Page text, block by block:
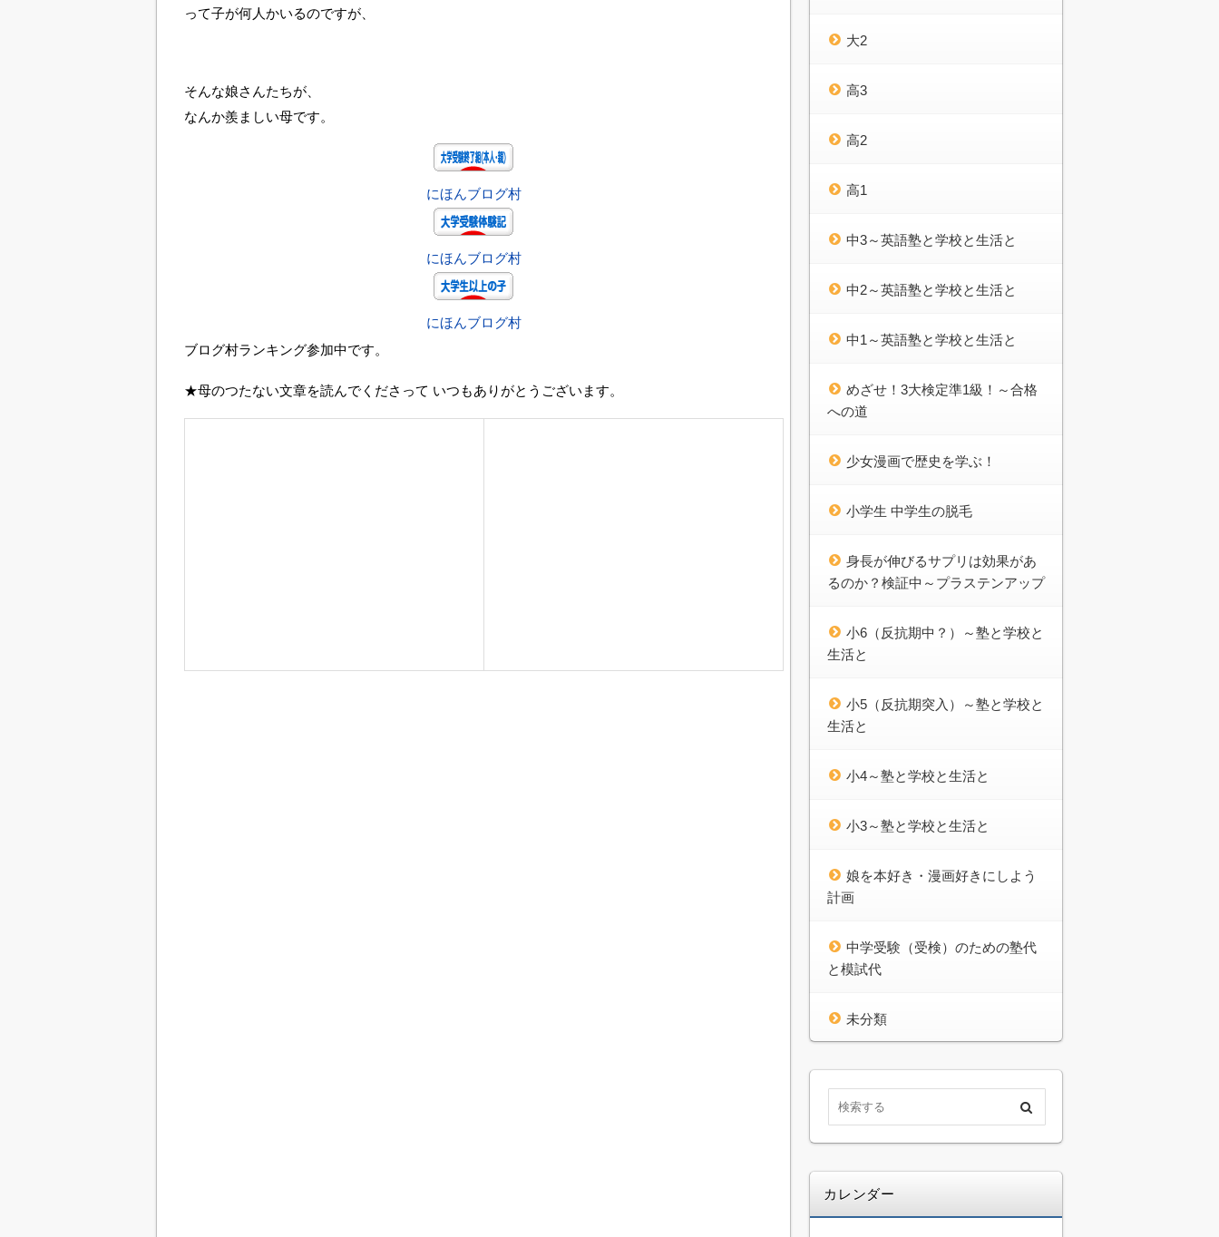
って子が何人かいるのですが、
そんな娘さんたちが、
なんか羨ましい母です。
にほんブログ村
にほんブログ村
にほんブログ村
ブログ村ランキング参加中です。
★母のつたない文章を読んでくださって いつもありがとうございます。
大2
高3
高2
高1
中3～英語塾と学校と生活と
中2～英語塾と学校と生活と
中1～英語塾と学校と生活と
めざせ！3大検定準1級！～合格
への道
少女漫画で歴史を学ぶ！
小学生 中学生の脱毛
身長が伸びるサプリは効果があ
るのか？検証中～プラステンアップ
小6（反抗期中？）～塾と学校と
生活と
小5（反抗期突入）～塾と学校と
生活と
小4～塾と学校と生活と
小3～塾と学校と生活と
娘を本好き・漫画好きにしよう
計画
中学受験（受検）のための塾代
と模試代
未分類
カレンダー